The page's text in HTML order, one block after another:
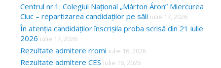
Centrul nr.1: Colegiul Național „Márton Áron” Miercurea
Ciuc – repartizarea candidaților pe săli iulie 17, 2026
În atenția candidaților înscrișila proba scrisă din 21 iulie
2026 iulie 17, 2026
Rezultate admitere rromi iulie 16, 2026
Rezultate admitere CES iulie 16, 2026